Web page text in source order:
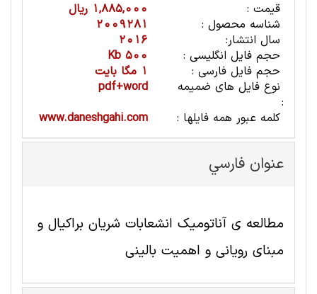
قیمت :
1,885,000 ریال
شناسه محصول :
2009281
سال انتشار:
2016
حجم فایل انگلیسی :
500 Kb
حجم فایل فارسی :
1 مگا بایت
نوع فایل های ضمیمه
:
pdf+word
کلمه عبور همه فایلها :
www.daneshgahi.com
عنوان فارسي
مطالعه ی آناتومیک انشعابات شریان براکیال و
مبنای رویانی و اهمیت بالینی